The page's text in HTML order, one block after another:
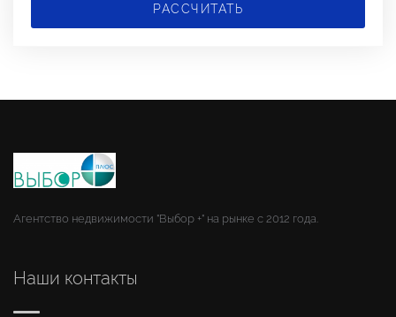
РАССЧИТАТЬ
Агентство недвижимости "Выбор +" на рынке с 2012 года.
Наши контакты